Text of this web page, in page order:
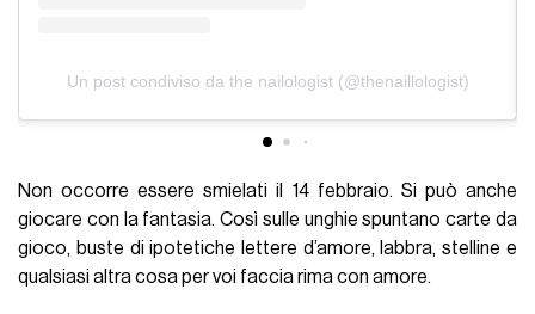
Un post condiviso da the nailologist (@thenaillologist)
Non occorre essere smielati il 14 febbraio. Si può anche
giocare con la fantasia. Così sulle unghie spuntano carte da
gioco, buste di ipotetiche lettere d’amore, labbra, stelline e
qualsiasi altra cosa per voi faccia rima con amore.